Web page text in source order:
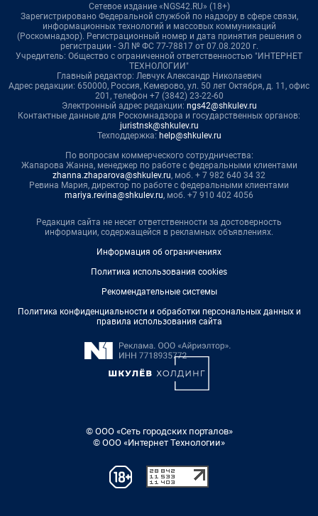
Сетевое издание «NGS42.RU» (18+)
Зарегистрировано Федеральной службой по надзору в сфере связи,
информационных технологий и массовых коммуникаций
(Роскомнадзор). Регистрационный номер и дата принятия решения о
регистрации - ЭЛ № ФС 77-78817 от 07.08.2020 г.
Учредитель: Общество с ограниченной ответственностью "ИНТЕРНЕТ
ТЕХНОЛОГИИ"
Главный редактор: Левчук Александр Николаевич
Адрес редакции: 650000, Россия, Кемерово, ул. 50 лет Октября, д. 11, офис
201, телефон +7 (3842) 23-22-60
Электронный адрес редакции: ngs42@shkulev.ru
Контактные данные для Роскомнадзора и государственных органов:
juristnsk@shkulev.ru
Техподдержка: help@shkulev.ru
По вопросам коммерческого сотрудничества:
Жапарова Жанна, менеджер по работе с федеральными клиентами
zhanna.zhaparova@shkulev.ru, моб. + 7 982 640 34 32
Ревина Мария, директор по работе с федеральными клиентами
mariya.revina@shkulev.ru, моб. +7 910 402 4056
Редакция сайта не несет ответственности за достоверность
информации, содержащейся в рекламных объявлениях.
Информация об ограничениях
Политика использования cookies
Рекомендательные системы
Политика конфиденциальности и обработки персональных данных и
правила использования сайта
© ООО «Сеть городских порталов»
© ООО «Интернет Технологии»